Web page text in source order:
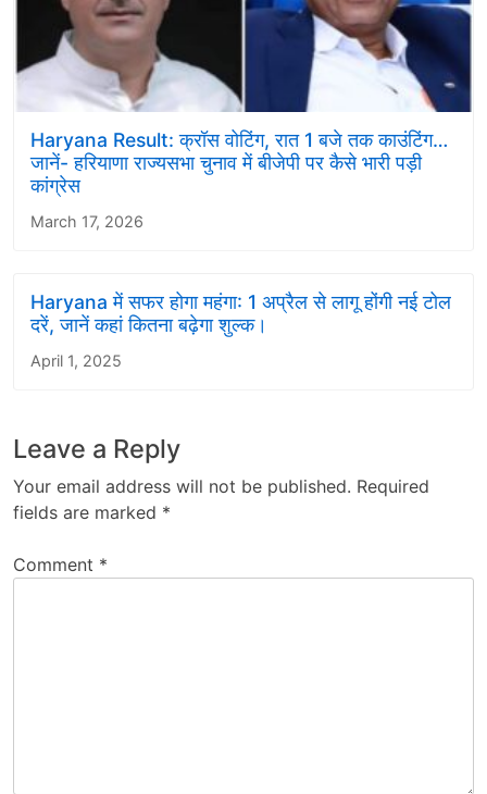
Haryana Result: क्रॉस वोटिंग, रात 1 बजे तक काउंटिंग…
जानें- हरियाणा राज्यसभा चुनाव में बीजेपी पर कैसे भारी पड़ी
कांग्रेस
March 17, 2026
Haryana में सफर होगा महंगा: 1 अप्रैल से लागू होंगी नई टोल
दरें, जानें कहां कितना बढ़ेगा शुल्क।
April 1, 2025
Leave a Reply
Your email address will not be published. Required
fields are marked *
Comment *